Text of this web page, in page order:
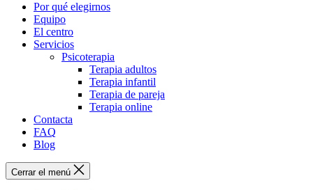
Por qué elegirnos
Equipo
El centro
Servicios
Psicoterapia
Terapia adultos
Terapia infantil
Terapia de pareja
Terapia online
Contacta
FAQ
Blog
Cerrar el menú